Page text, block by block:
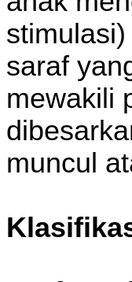
saraf
mewakili
muncul